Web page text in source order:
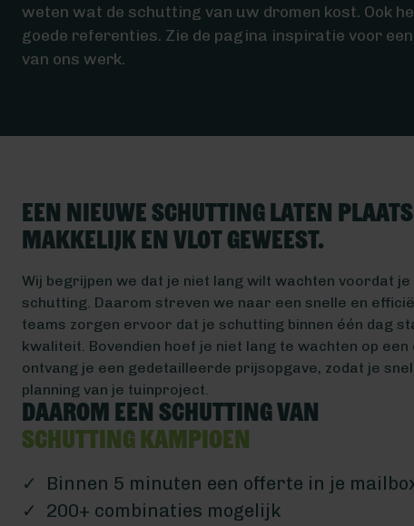
weten wat de schutting van uw dromen kost. Ook
goede referenties. Zie de pagina inspiratie voor
van ons werk.
Een nieuwe schutting laten
makkelijk en vlot geweest.
Wij begrijpen we dat je niet lang wilt wachten voordat
schutting. Daarom streven we naar een snelle en
teams zorgen ervoor dat je schutting binnen één dag
kwaliteit. Bovendien hoef je niet lang te wachten op
ontvang je een gedetailleerde prijsopgave, zodat je
planning van je tuinproject.
Daarom een schutting van
Schutting Kampioen
✓ Binnen 5 minuten een offerte in je
✓ 200+ combinaties mogelijk